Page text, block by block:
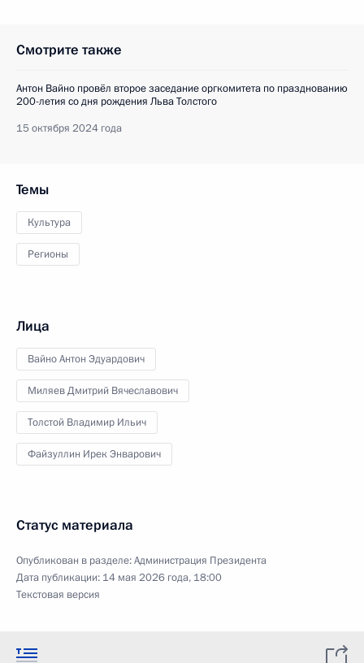
Смотрите также
Антон Вайно провёл второе заседание оргкомитета по празднованию
200-летия со дня рождения Льва Толстого
15 октября 2024 года
Темы
Культура
Регионы
Лица
Вайно Антон Эдуардович
Миляев Дмитрий Вячеславович
Толстой Владимир Ильич
Файзуллин Ирек Энварович
Статус материала
Опубликован в разделе:Администрация Президента
Дата публикации: 14 мая 2026 года, 18:00
Текстовая версия